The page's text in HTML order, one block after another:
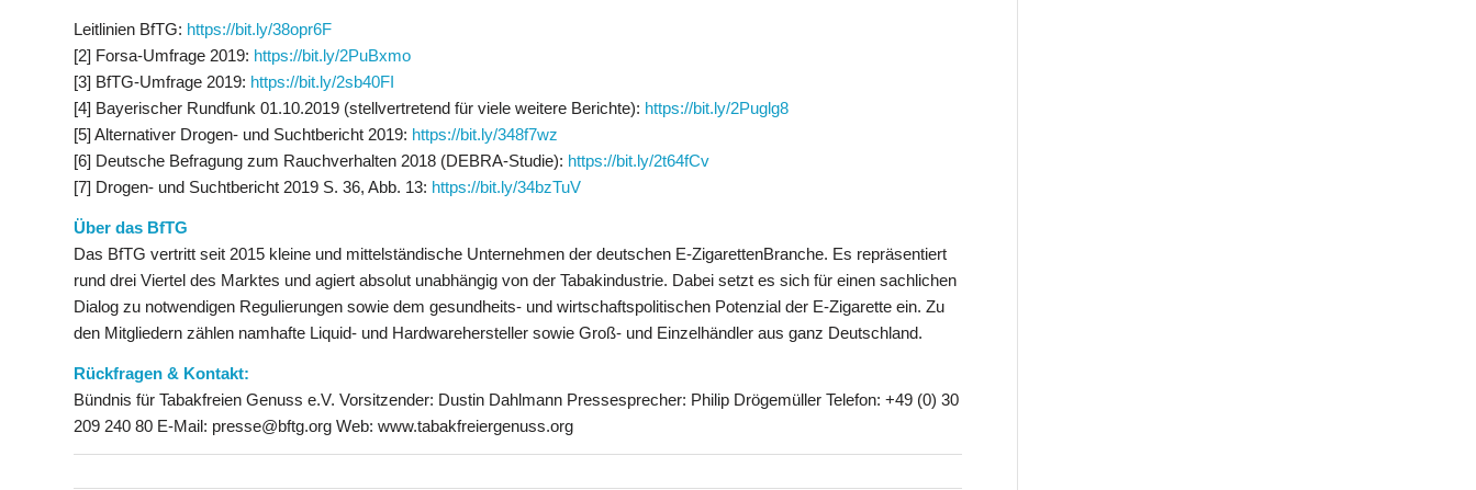
Leitlinien BfTG: https://bit.ly/38opr6F
[2] Forsa-Umfrage 2019: https://bit.ly/2PuBxmo
[3] BfTG-Umfrage 2019: https://bit.ly/2sb40FI
[4] Bayerischer Rundfunk 01.10.2019 (stellvertretend für viele weitere Berichte): https://bit.ly/2Puglg8
[5] Alternativer Drogen- und Suchtbericht 2019: https://bit.ly/348f7wz
[6] Deutsche Befragung zum Rauchverhalten 2018 (DEBRA-Studie): https://bit.ly/2t64fCv
[7] Drogen- und Suchtbericht 2019 S. 36, Abb. 13: https://bit.ly/34bzTuV
Über das BfTG
Das BfTG vertritt seit 2015 kleine und mittelständische Unternehmen der deutschen E-ZigarettenBranche. Es repräsentiert
rund drei Viertel des Marktes und agiert absolut unabhängig von der Tabakindustrie. Dabei setzt es sich für einen sachlichen
Dialog zu notwendigen Regulierungen sowie dem gesundheits- und wirtschaftspolitischen Potenzial der E-Zigarette ein. Zu
den Mitgliedern zählen namhafte Liquid- und Hardwarehersteller sowie Groß- und Einzelhändler aus ganz Deutschland.
Rückfragen & Kontakt:
Bündnis für Tabakfreien Genuss e.V. Vorsitzender: Dustin Dahlmann Pressesprecher: Philip Drögemüller Telefon: +49 (0) 30
209 240 80 E-Mail: presse@bftg.org Web: www.tabakfreiergenuss.org